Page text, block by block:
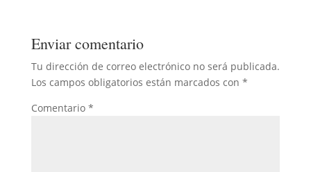
Enviar comentario
Tu dirección de correo electrónico no será publicada.
Los campos obligatorios están marcados con *
Comentario *